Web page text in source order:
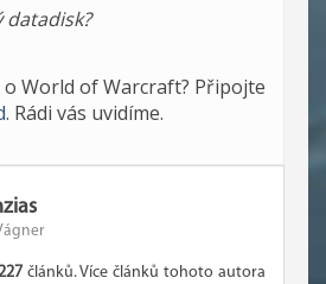
datadisk?
o World of Warcraft? Připojte
. Rádi vás uvidíme.
článků. Více článků tohoto autora